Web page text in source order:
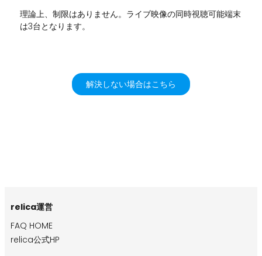
理論上、制限はありません。ライブ映像の同時視聴可能端末
は3台となります。
解決しない場合はこちら
relica運営
FAQ HOME
relica公式HP